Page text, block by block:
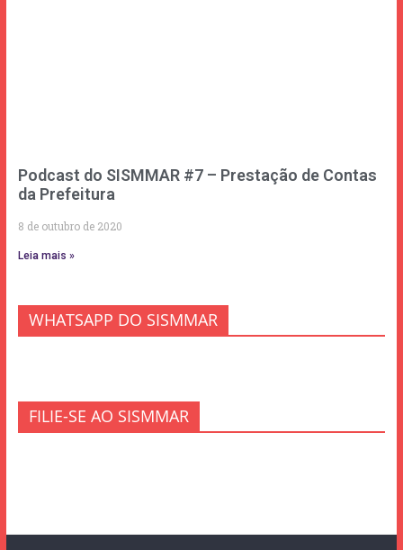
Podcast do SISMMAR #7 – Prestação de Contas
da Prefeitura
8 de outubro de 2020
Leia mais »
WHATSAPP DO SISMMAR
FILIE-SE AO SISMMAR